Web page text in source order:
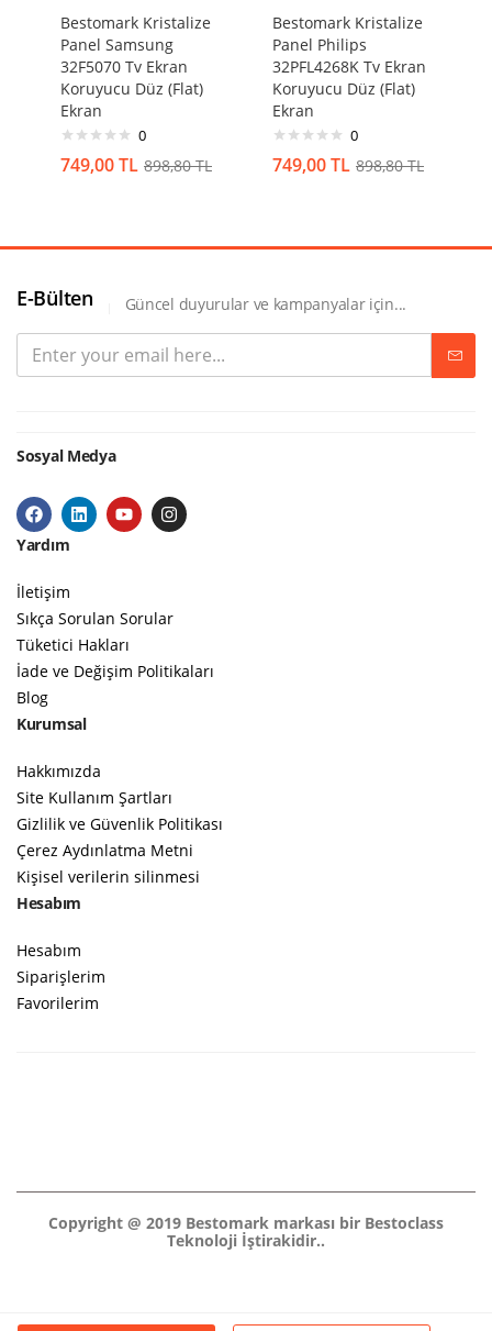
Bestomark Kristalize
Panel Samsung
32F5070 Tv Ekran
Koruyucu Düz (Flat)
Ekran
0
749,00TL 898,80TL
Bestomark Kristalize
Panel Philips
32PFL4268K Tv Ekran
Koruyucu Düz (Flat)
Ekran
0
749,00TL 898,80TL
E-Bülten Güncel duyurular ve kampanyalar için...
Sosyal Medya
Yardım
İletişim
Sıkça Sorulan Sorular
Tüketici Hakları
İade ve Değişim Politikaları
Blog
Kurumsal
Hakkımızda
Site Kullanım Şartları
Gizlilik ve Güvenlik Politikası
Çerez Aydınlatma Metni
Kişisel verilerin silinmesi
Hesabım
Hesabım
Siparişlerim
Favorilerim
Copyright @ 2019 Bestomark markası bir Bestoclass
Teknoloji İştirakidir..